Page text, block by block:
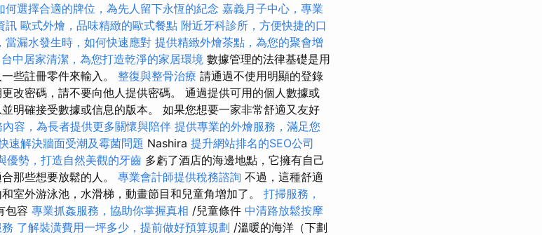
何選擇合適的牌位，為先人留下永恆的紀念 嘉義月子中心，專業
訊 歐式外燴，品味精緻的歐式餐點 附近牙科診所，方便快捷的口
當漏水發生時，如何快速應對 提供精緻外燴茶點，為您的聚會增
台中居家清潔，為您打造乾淨的家居環境 數據管理的法律基礎是用
些註冊零件來輸入。 整復與整骨治療 請通過不使用明顯的登錄
改密碼，請不要向他人提供密碼。 通過提供可用的個人數據或
明確接受數據或信息的版本。 如果您想要一家非常舒適又友好
容，為長者提供更多關懷與陪伴 提供專業的外燴服務，滿足您
速解決牆面受潮及霉菌問題 Nashira 提升網站排名的SEO公司
優勢，打造自然美觀的牙齒 多虧了酒店的海邊地點，它擁有自己
那些想要放鬆的人。 專業會計師提供稅務諮詢 不過，這種舒適
室外游泳池，水滑梯，動畫節目和兒童角增加了。 打掃服務，
包容 專業抓姦服務，協助你掌握真相 /兒童條件 中清路放鬆按摩
了解裝潢費用一坪多少，提前做好預算規劃 /溫暖的海洋（下劃